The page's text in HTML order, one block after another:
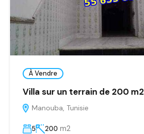
À Vendre
Villa sur un terrain de 200 m2
Manouba, Tunisie
5 200 m2